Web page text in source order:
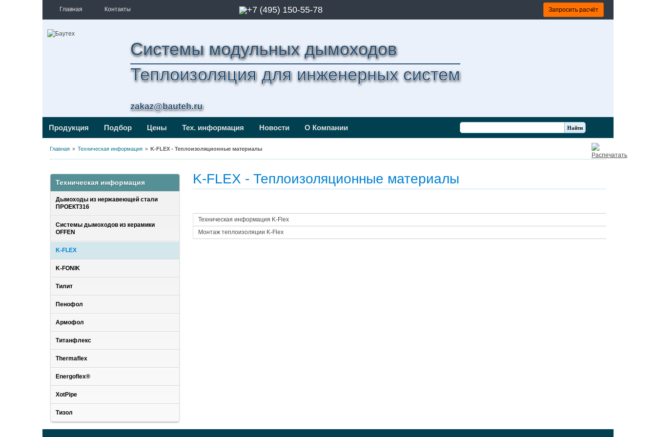
Главная Контакты +7 (495) 150-55-78 Запросить расчёт
Системы модульных дымоходов
Теплоизоляция для инженерных систем
zakaz@bauteh.ru
Продукция Подбор Цены Тех. информация Новости О Компании
Главная Техническая информация K-FLEX - Теплоизоляционные материалы
Техническая информация
Дымоходы из нержавеющей стали
ПРОЕКТ316
Системы дымоходов из керамики
OFFEN
K-FLEX
K-FONIK
Тилит
Пенофол
Армофол
Титанфлекс
Thermaflex
Energoflex®
XotPipe
Тизол
K-FLEX - Теплоизоляционные материалы
Техническая информация K-Flex
Монтаж теплоизоляции K-Flex